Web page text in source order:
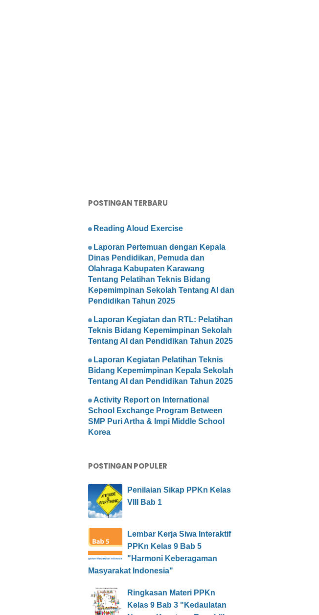
POSTINGAN TERBARU
Reading Aloud Exercise
Laporan Pertemuan dengan Kepala
Dinas Pendidikan, Pemuda dan
Olahraga Kabupaten Karawang
Tentang Pelatihan Teknis Bidang
Kepemimpinan Sekolah Tentang AI dan
Pendidikan Tahun 2025
Laporan Kegiatan dan RTL: Pelatihan
Teknis Bidang Kepemimpinan Sekolah
Tentang AI dan Pendidikan Tahun 2025
Laporan Kegiatan Pelatihan Teknis
Bidang Kepemimpinan Kepala Sekolah
Tentang AI dan Pendidikan Tahun 2025
Activity Report on International
School Exchange Program Between
SMP Puri Artha & Impi Middle School
Korea
POSTINGAN POPULER
Penilaian Sikap PPKn Kelas
VIII Bab 1
Lembar Kerja Siwa Interaktif
PPKn Kelas 9 Bab 5
"Harmoni Keberagaman
Masyarakat Indonesia"
Ringkasan Materi PPKn
Kelas 9 Bab 3 "Kedaulatan